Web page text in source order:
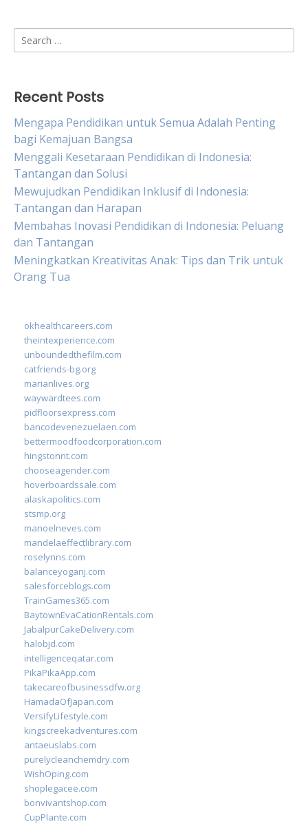
Search
for:
Recent Posts
Mengapa Pendidikan untuk Semua Adalah Penting
bagi Kemajuan Bangsa
Menggali Kesetaraan Pendidikan di Indonesia:
Tantangan dan Solusi
Mewujudkan Pendidikan Inklusif di Indonesia:
Tantangan dan Harapan
Membahas Inovasi Pendidikan di Indonesia: Peluang
dan Tantangan
Meningkatkan Kreativitas Anak: Tips dan Trik untuk
Orang Tua
okhealthcareers.com
theintexperience.com
unboundedthefilm.com
catfriends-bg.org
marianlives.org
waywardtees.com
pidfloorsexpress.com
bancodevenezuelaen.com
bettermoodfoodcorporation.com
hingstonnt.com
chooseagender.com
hoverboardssale.com
alaskapolitics.com
stsmp.org
manoelneves.com
mandelaeffectlibrary.com
roselynns.com
balanceyoganj.com
salesforceblogs.com
TrainGames365.com
BaytownEvaCationRentals.com
JabalpurCakeDelivery.com
halobjd.com
intelligenceqatar.com
PikaPikaApp.com
takecareofbusinessdfw.org
HamadaOfJapan.com
VersifyLifestyle.com
kingscreekadventures.com
antaeuslabs.com
purelycleanchemdry.com
WishOping.com
shoplegacee.com
bonvivantshop.com
CupPlante.com